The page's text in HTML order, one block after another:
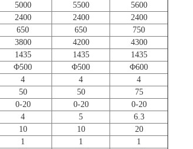
5000 5500
5600
2400 2400
2400
650 650
750
3800 4200
4300
1435 1435
1435
Φ500 Φ500
Φ600
4 4
4
50 50
75
0-20 0-20
0-20
4 5
6.3
10 10
20
1 1
1